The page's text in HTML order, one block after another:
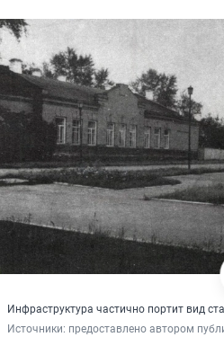
Инфраструктура частично портит вид
Источники: предоставлено автором